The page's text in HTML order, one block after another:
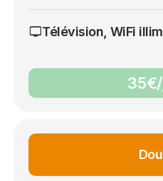
tvTélévision, WiFi